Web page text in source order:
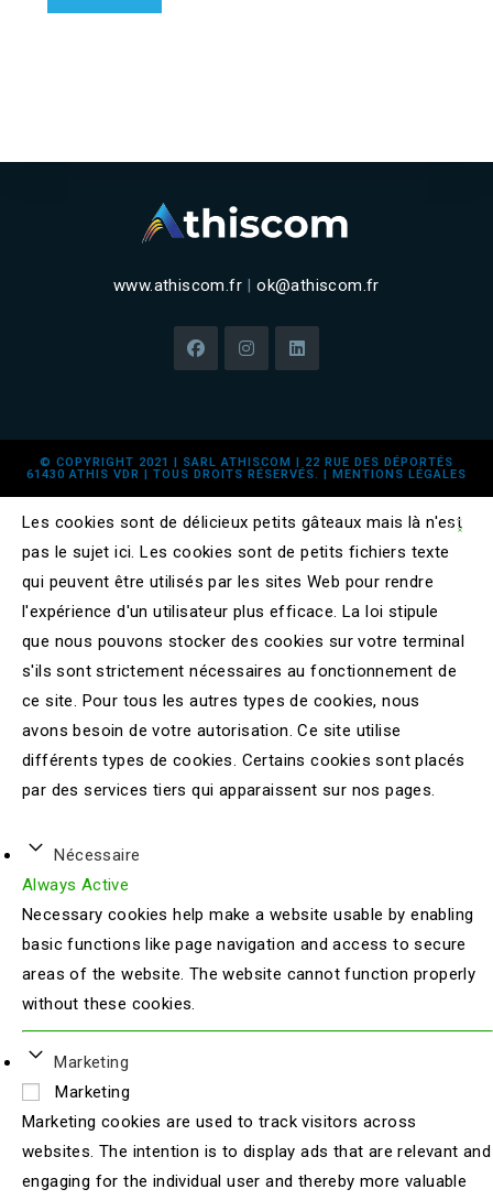
www.athiscom.fr |ok@athiscom.fr
© COPYRIGHT 2021 | SARL ATHISCOM | 22 RUE DES DÉPORTÉS
61430 ATHIS VDR | TOUS DROITS RÉSERVÉS. | MENTIONS LÉGALES
Les cookies sont de délicieux petits gâteaux mais là n'est
pas le sujet ici. Les cookies sont de petits fichiers texte
qui peuvent être utilisés par les sites Web pour rendre
l'expérience d'un utilisateur plus efficace. La loi stipule
que nous pouvons stocker des cookies sur votre terminal
s'ils sont strictement nécessaires au fonctionnement de
ce site. Pour tous les autres types de cookies, nous
avons besoin de votre autorisation. Ce site utilise
différents types de cookies. Certains cookies sont placés
par des services tiers qui apparaissent sur nos pages.
Nécessaire
Always Active
Necessary cookies help make a website usable by enabling
basic functions like page navigation and access to secure
areas of the website. The website cannot function properly
without these cookies.
Marketing
Marketing
Marketing cookies are used to track visitors across
websites. The intention is to display ads that are relevant and
engaging for the individual user and thereby more valuable